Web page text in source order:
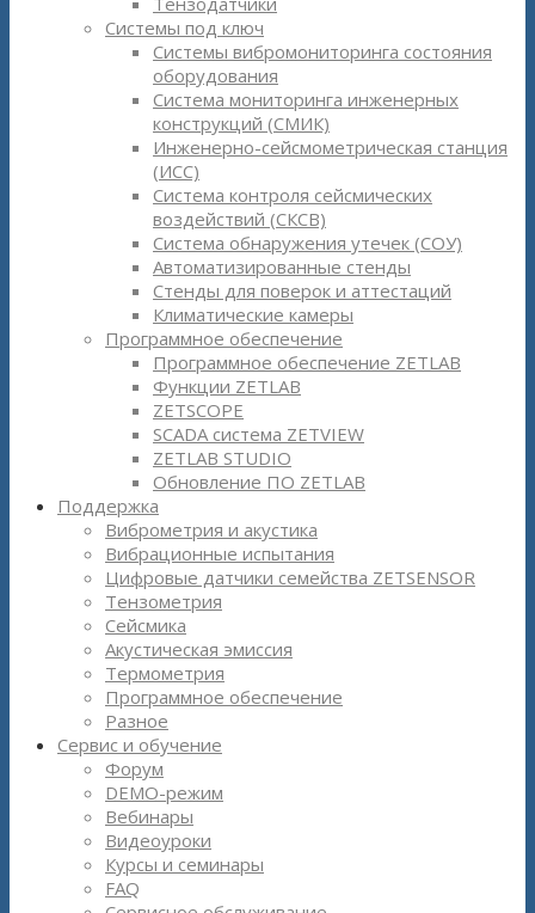
Системы под ключ
Системы вибромониторинга состояния
оборудования
Система мониторинга инженерных
конструкций (СМИК)
Инженерно-сейсмометрическая станция
(ИСС)
Система контроля сейсмических
воздействий (СКСВ)
Система обнаружения утечек (СОУ)
Автоматизированные стенды
Стенды для поверок и аттестаций
Климатические камеры
Программное обеспечение
Программное обеспечение ZETLAB
Функции ZETLAB
ZETSCOPE
SCADA система ZETVIEW
ZETLAB STUDIO
Обновление ПО ZETLAB
Поддержка
Виброметрия и акустика
Вибрационные испытания
Цифровые датчики семейства ZETSENSOR
Тензометрия
Сейсмика
Акустическая эмиссия
Термометрия
Программное обеспечение
Разное
Сервис и обучение
Форум
DEMO-режим
Вебинары
Видеоуроки
Курсы и семинары
FAQ